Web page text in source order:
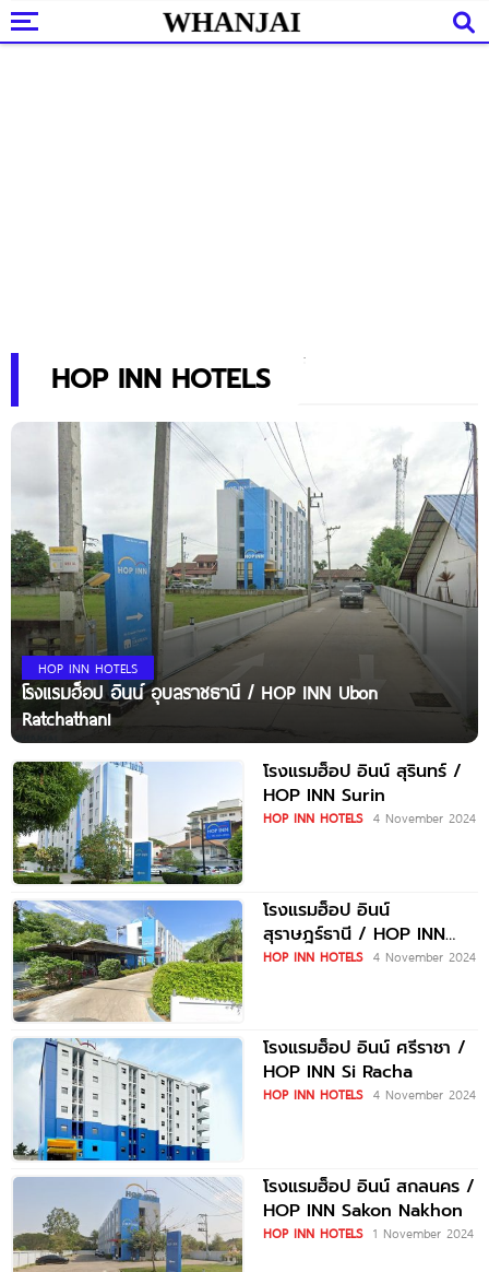
HOP INN HOTELS
HOP INN HOTELS
โรงแรมฮ็อป อินน์ อุบลราชธานี / HOP INN Ubon
Ratchathani
โรงแรมฮ็อป อินน์ สุรินทร์ /
HOP INN Surin
HOP INN HOTELS 4 November 2024
โรงแรมฮ็อป อินน์
สุราษฎร์ธานี / HOP INN
Surat Thani
HOP INN HOTELS 4 November 2024
โรงแรมฮ็อป อินน์ ศรีราชา /
HOP INN Si Racha
HOP INN HOTELS 4 November 2024
โรงแรมฮ็อป อินน์ สกลนคร /
HOP INN Sakon Nakhon
HOP INN HOTELS 1 November 2024